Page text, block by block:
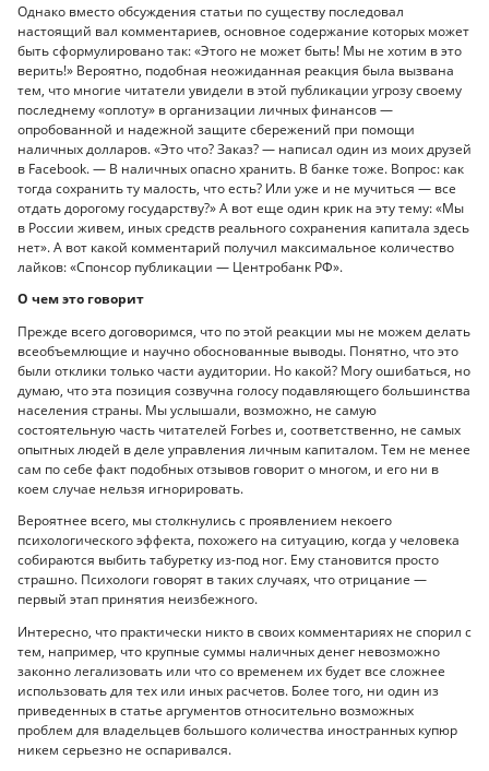
Однако вместо обсуждения статьи по существу последовал
настоящий вал комментариев, основное содержание которых может
быть сформулировано так: «Этого не может быть! Мы не хотим в это
верить!» Вероятно, подобная неожиданная реакция была вызвана
тем, что многие читатели увидели в этой публикации угрозу своему
последнему «оплоту» в организации личных финансов —
опробованной и надежной защите сбережений при помощи
наличных долларов. «Это что? Заказ? — написал один из моих друзей
в Facebook. — В наличных опасно хранить. В банке тоже. Вопрос: как
тогда сохранить ту малость, что есть? Или уже и не мучиться — все
отдать дорогому государству?» А вот еще один крик на эту тему: «Мы
в России живем, иных средств реального сохранения капитала здесь
нет». А вот какой комментарий получил максимальное количество
лайков: «Спонсор публикации — Центробанк РФ».
О чем это говорит
Прежде всего договоримся, что по этой реакции мы не можем делать
всеобъемлющие и научно обоснованные выводы. Понятно, что это
были отклики только части аудитории. Но какой? Могу ошибаться, но
думаю, что эта позиция созвучна голосу подавляющего большинства
населения страны. Мы услышали, возможно, не самую
состоятельную часть читателей Forbes и, соответственно, не самых
опытных людей в деле управления личным капиталом. Тем не менее
сам по себе факт подобных отзывов говорит о многом, и его ни в
коем случае нельзя игнорировать.
Вероятнее всего, мы столкнулись с проявлением некоего
психологического эффекта, похожего на ситуацию, когда у человека
собираются выбить табуретку из-под ног. Ему становится просто
страшно. Психологи говорят в таких случаях, что отрицание —
первый этап принятия неизбежного.
Интересно, что практически никто в своих комментариях не спорил с
тем, например, что крупные суммы наличных денег невозможно
законно легализовать или что со временем их будет все сложнее
использовать для тех или иных расчетов. Более того, ни один из
приведенных в статье аргументов относительно возможных
проблем для владельцев большого количества иностранных купюр
никем серьезно не оспаривался.